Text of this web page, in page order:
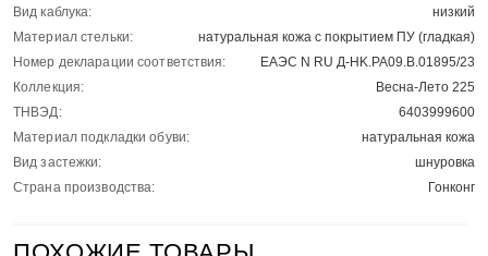
Вид каблука:
низкий
Материал стельки:
натуральная кожа с покрытием ПУ (гладкая)
Номер декларации соответствия:
ЕАЭС N RU Д-HK.РА09.В.01895/23
Коллекция:
Весна-Лето 225
ТНВЭД:
6403999600
Материал подкладки обуви:
натуральная кожа
Вид застежки:
шнуровка
Страна производства:
Гонконг